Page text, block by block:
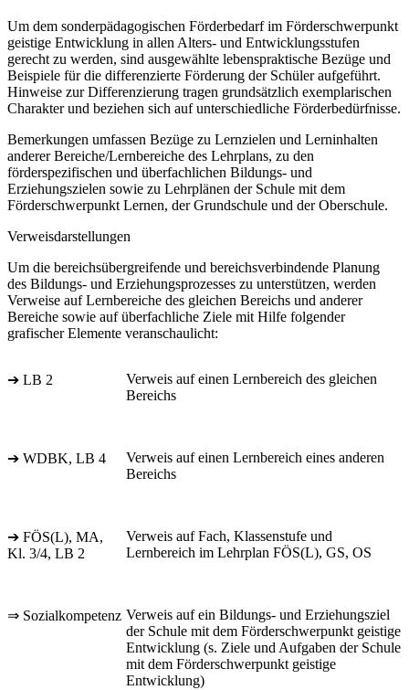
Um dem sonderpädagogischen Förderbedarf im Förderschwerpunkt
geistige Entwicklung in allen Alters- und Entwicklungsstufen
gerecht zu werden, sind ausgewählte lebenspraktische Bezüge und
Beispiele für die differenzierte Förderung der Schüler aufgeführt.
Hinweise zur Differenzierung tragen grundsätzlich exemplarischen
Charakter und beziehen sich auf unterschiedliche Förderbedürfnisse.
Bemerkungen umfassen Bezüge zu Lernzielen und Lerninhalten
anderer Bereiche/Lernbereiche des Lehrplans, zu den
förderspezifischen und überfachlichen Bildungs- und
Erziehungszielen sowie zu Lehrplänen der Schule mit dem
Förderschwerpunkt Lernen, der Grundschule und der Oberschule.
Verweisdarstellungen
Um die bereichsübergreifende und bereichsverbindende Planung
des Bildungs- und Erziehungsprozesses zu unterstützen, werden
Verweise auf Lernbereiche des gleichen Bereichs und anderer
Bereiche sowie auf überfachliche Ziele mit Hilfe folgender
grafischer Elemente veranschaulicht:
➔ LB 2
Verweis auf einen Lernbereich des gleichen
Bereichs
➔ WDBK, LB 4
Verweis auf einen Lernbereich eines anderen
Bereichs
➔ FÖS(L), MA,
Kl. 3/4, LB 2
Verweis auf Fach, Klassenstufe und
Lernbereich im Lehrplan FÖS(L), GS, OS
⇒ Sozialkompetenz Verweis auf ein Bildungs- und Erziehungsziel
der Schule mit dem Förderschwerpunkt geistige
Entwicklung (s. Ziele und Aufgaben der Schule
mit dem Förderschwerpunkt geistige
Entwicklung)